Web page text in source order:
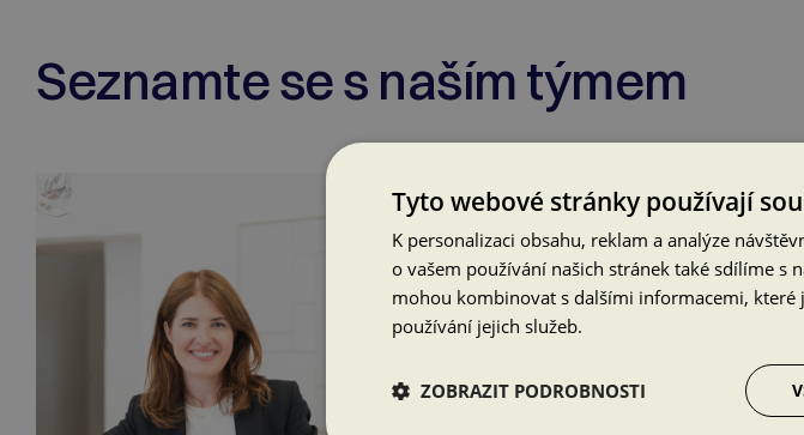
Seznamte se s naším týmem
Tyto webové stránky používají
K personalizaci obsahu, reklam a analýze
o vašem používání našich stránek také sdílíme
mohou kombinovat s dalšími informacemi,
používání jejich služeb.
ZOBRAZIT PODROBNOSTI